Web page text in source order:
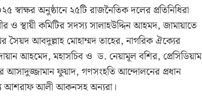
অনুষ্ঠানে ২৫টি রাজনৈতিক দলের প্রতিনিধিরা
স্থায়ী কমিটির সদস্য সালাহউদ্দিন আহমদ, জামায়াতে
সৈয়দ আবদুল্লাহ মোহাম্মদ তাহের, নাগরিক ঐক্যের
আহমেদ, মহাসচিব ও ড. নেয়ামূল বশির, প্রেসিডিয়াম
আসাদুজ্জামান ফুয়াদ, গণসংহতি আন্দোলনের প্রধান
আশরাফ আলী আকনসহ অন্যরা।